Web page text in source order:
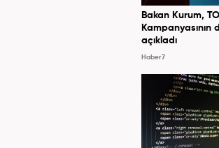
Bakan Kurum,
Kampanyasının
açıkladı
Haber7